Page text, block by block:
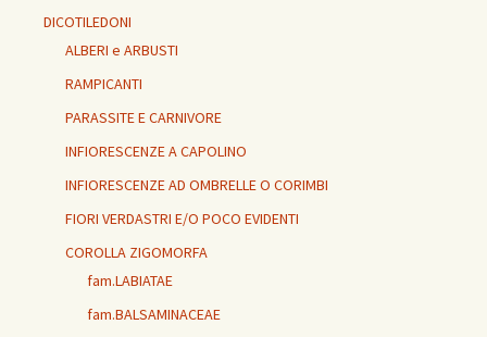
DICOTILEDONI
ALBERI e ARBUSTI
RAMPICANTI
PARASSITE E CARNIVORE
INFIORESCENZE A CAPOLINO
INFIORESCENZE AD OMBRELLE O CORIMBI
FIORI VERDASTRI E/O POCO EVIDENTI
COROLLA ZIGOMORFA
fam.LABIATAE
fam.BALSAMINACEAE